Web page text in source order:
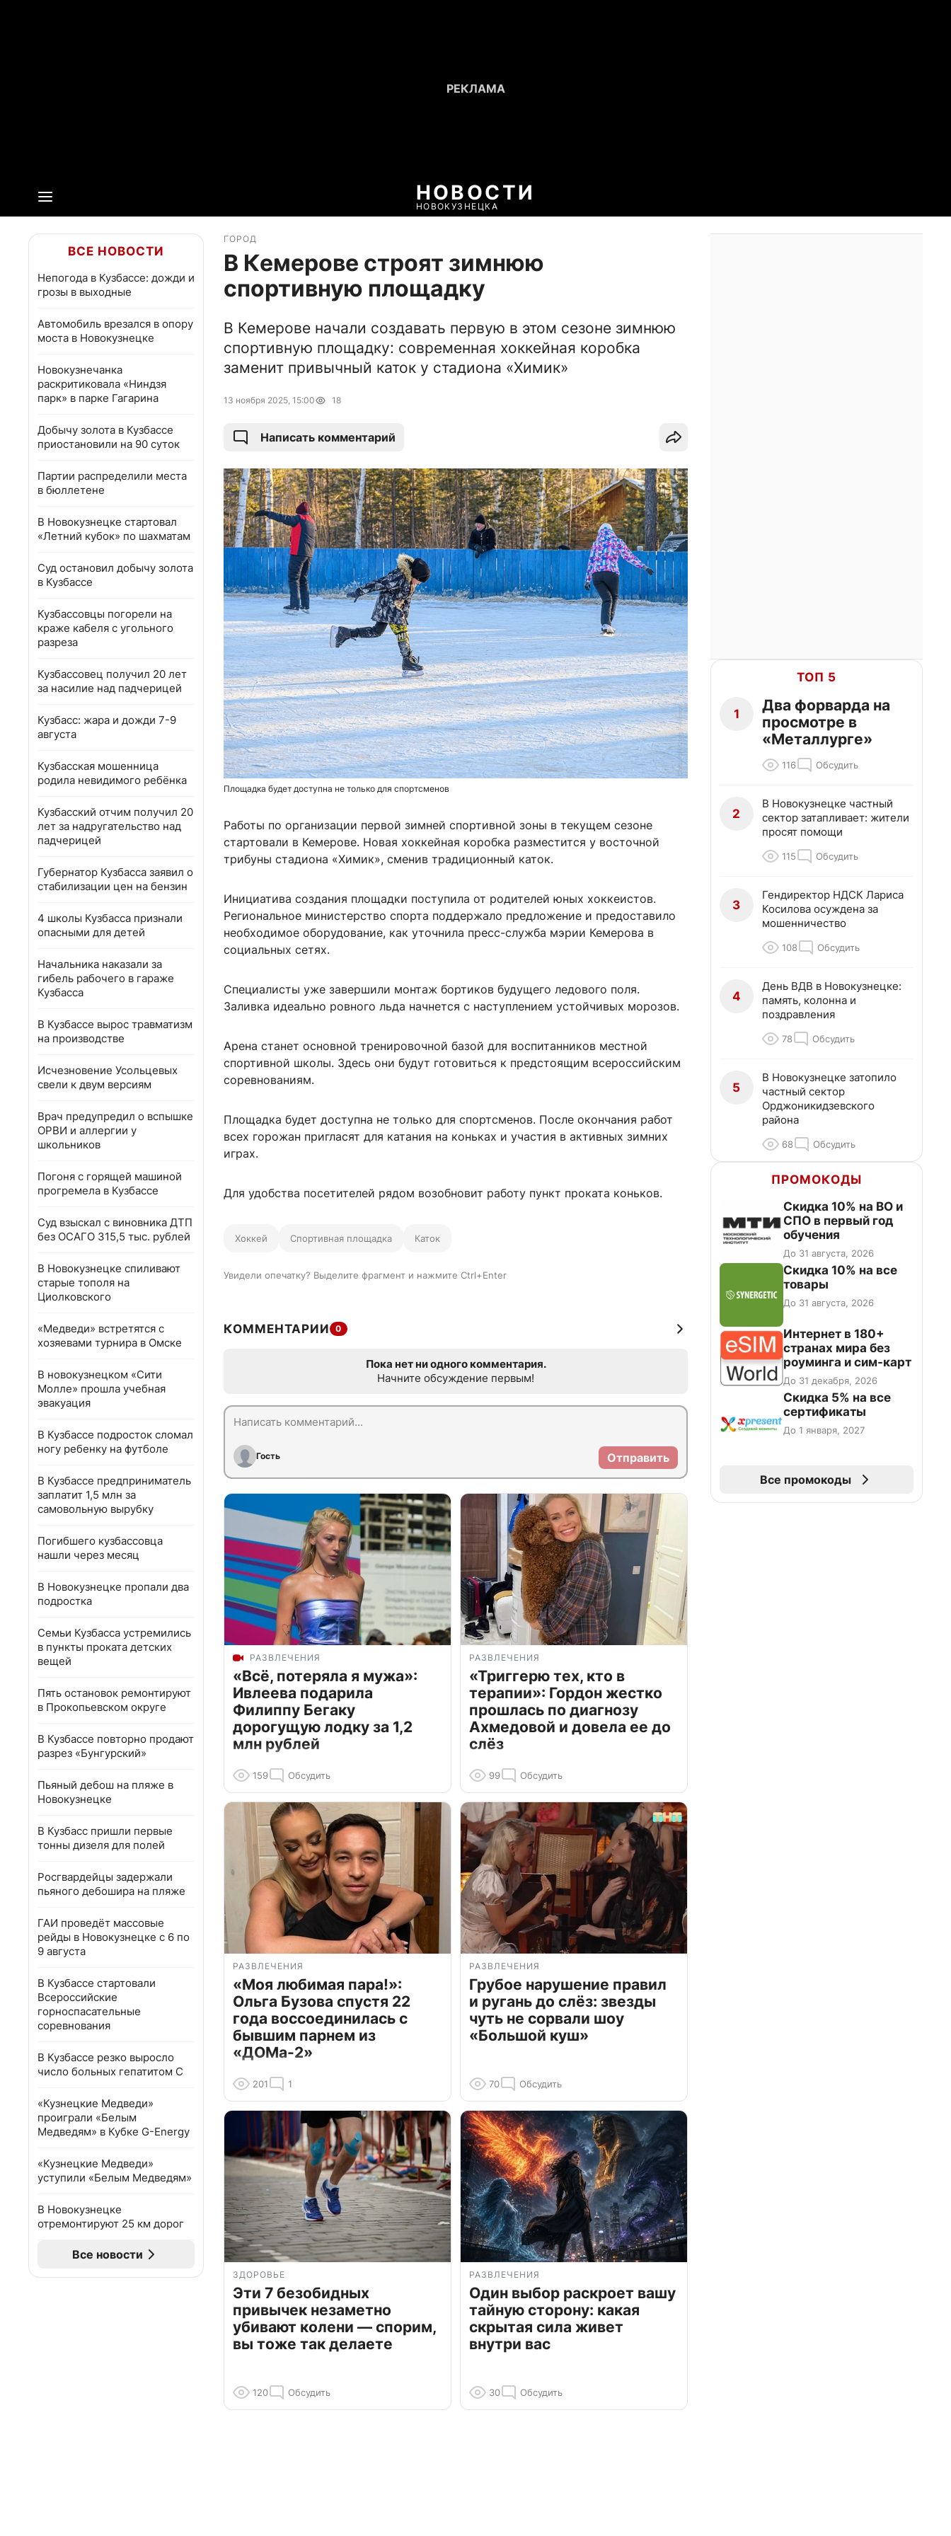
НОВОСТИ
НОВОКУЗНЕЦКА
ВСЕ НОВОСТИ
Непогода в Кузбассе: дожди и
грозы в выходные
Автомобиль врезался в опору
моста в Новокузнецке
Новокузнечанка
раскритиковала «Ниндзя
парк» в парке Гагарина
Добычу золота в Кузбассе
приостановили на 90 суток
Партии распределили места
в бюллетене
В Новокузнецке стартовал
«Летний кубок» по шахматам
Суд остановил добычу золота
в Кузбассе
Кузбассовцы погорели на
краже кабеля с угольного
разреза
Кузбассовец получил 20 лет
за насилие над падчерицей
Кузбасс: жара и дожди 7-9
августа
Кузбасская мошенница
родила невидимого ребёнка
Кузбасский отчим получил 20
лет за надругательство над
падчерицей
Губернатор Кузбасса заявил о
стабилизации цен на бензин
4 школы Кузбасса признали
опасными для детей
Начальника наказали за
гибель рабочего в гараже
Кузбасса
В Кузбассе вырос травматизм
на производстве
Исчезновение Усольцевых
свели к двум версиям
Врач предупредил о вспышке
ОРВИ и аллергии у
школьников
Погоня с горящей машиной
прогремела в Кузбассе
Суд взыскал с виновника ДТП
без ОСАГО 315,5 тыс. рублей
В Новокузнецке спиливают
старые тополя на
Циолковского
«Медведи» встретятся с
хозяевами турнира в Омске
В новокузнецком «Сити
Молле» прошла учебная
эвакуация
В Кузбассе подросток сломал
ногу ребенку на футболе
В Кузбассе предприниматель
заплатит 1,5 млн за
самовольную вырубку
Погибшего кузбассовца
нашли через месяц
В Новокузнецке пропали два
подростка
Семьи Кузбасса устремились
в пункты проката детских
вещей
Пять остановок ремонтируют
в Прокопьевском округе
В Кузбассе повторно продают
разрез «Бунгурский»
Пьяный дебош на пляже в
Новокузнецке
В Кузбасс пришли первые
тонны дизеля для полей
Росгвардейцы задержали
пьяного дебошира на пляже
ГАИ проведёт массовые
рейды в Новокузнецке с 6 по
9 августа
В Кузбассе стартовали
Всероссийские
горноспасательные
соревнования
В Кузбассе резко выросло
число больных гепатитом С
«Кузнецкие Медведи»
проиграли «Белым
Медведям» в Кубке G-Energy
«Кузнецкие Медведи»
уступили «Белым Медведям»
В Новокузнецке
отремонтируют 25 км дорог
Все новости
ГОРОД
В Кемерове строят зимнюю
спортивную площадку
В Кемерове начали создавать первую в этом сезоне зимнюю
спортивную площадку: современная хоккейная коробка
заменит привычный каток у стадиона «Химик»
13 ноября 2025, 15:00 18
Написать комментарий
Площадка будет доступна не только для спортсменов
Работы по организации первой зимней спортивной зоны в текущем сезоне
стартовали в Кемерове. Новая хоккейная коробка разместится у восточной
трибуны стадиона «Химик», сменив традиционный каток.
Инициатива создания площадки поступила от родителей юных хоккеистов.
Региональное министерство спорта поддержало предложение и предоставило
необходимое оборудование, как уточнила пресс-служба мэрии Кемерова в
социальных сетях.
Специалисты уже завершили монтаж бортиков будущего ледового поля.
Заливка идеально ровного льда начнется с наступлением устойчивых морозов.
Арена станет основной тренировочной базой для воспитанников местной
спортивной школы. Здесь они будут готовиться к предстоящим всероссийским
соревнованиям.
Площадка будет доступна не только для спортсменов. После окончания работ
всех горожан пригласят для катания на коньках и участия в активных зимних
играх.
Для удобства посетителей рядом возобновит работу пункт проката коньков.
Хоккей Спортивная площадка Каток
Увидели опечатку? Выделите фрагмент и нажмите Ctrl+Enter
КОММЕНТАРИИ 0
Пока нет ни одного комментария.
Начните обсуждение первым!
Гость Отправить
РАЗВЛЕЧЕНИЯ
«Всё, потеряла я мужа»:
Ивлеева подарила
Филиппу Бегаку
дорогущую лодку за 1,2
млн рублей
159 Обсудить
РАЗВЛЕЧЕНИЯ
«Триггерю тех, кто в
терапии»: Гордон жестко
прошлась по диагнозу
Ахмедовой и довела ее до
слёз
99 Обсудить
РАЗВЛЕЧЕНИЯ
«Моя любимая пара!»:
Ольга Бузова спустя 22
года воссоединилась с
бывшим парнем из
«ДОМа-2»
201 1
РАЗВЛЕЧЕНИЯ
Грубое нарушение правил
и ругань до слёз: звезды
чуть не сорвали шоу
«Большой куш»
70 Обсудить
ЗДОРОВЬЕ
Эти 7 безобидных
привычек незаметно
убивают колени — спорим,
вы тоже так делаете
120 Обсудить
РАЗВЛЕЧЕНИЯ
Один выбор раскроет вашу
тайную сторону: какая
скрытая сила живет
внутри вас
30 Обсудить
ТОП 5
1
Два форварда на
просмотре в
«Металлурге»
116 Обсудить
2
В Новокузнецке частный
сектор затапливает: жители
просят помощи
115 Обсудить
3
Гендиректор НДСК Лариса
Косилова осуждена за
мошенничество
108 Обсудить
4
День ВДВ в Новокузнецке:
память, колонна и
поздравления
78 Обсудить
5
В Новокузнецке затопило
частный сектор
Орджоникидзевского
района
68 Обсудить
ПРОМОКОДЫ
Скидка 10% на ВО и
СПО в первый год
обучения
До 31 августа, 2026
Скидка 10% на все
товары
До 31 августа, 2026
Интернет в 180+
странах мира без
роуминга и сим-карт
До 31 декабря, 2026
Скидка 5% на все
сертификаты
До 1 января, 2027
Все промокоды